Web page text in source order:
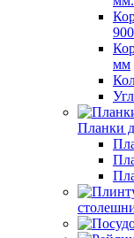
мм
Планки